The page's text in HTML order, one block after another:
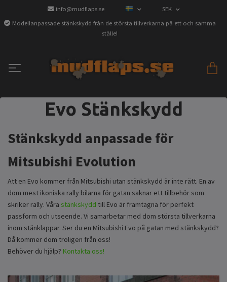
info@mudflaps.se
SEK
Modellanpassade stänkskydd från de största tillverkarna på ett och samma
ställe!
Evo Stänkskydd
Stänkskydd anpassade för
Mitsubishi Evolution
Att en Evo kommer från Mitsubishi utan stänkskydd är inte rätt. En av
dom mest ikoniska rally bilarna för gatan saknar ett tillbehör som
skriker rally. Våra stänkskydd till Evo är framtagna för perfekt
passform och utseende. Vi samarbetar med dom största tillverkarna
inom stänklappar. Ser du en Mitsubishi Evo på gatan med stänkskydd?
Då kommer dom troligen från oss!
Behöver du hjälp? Kontakta oss!